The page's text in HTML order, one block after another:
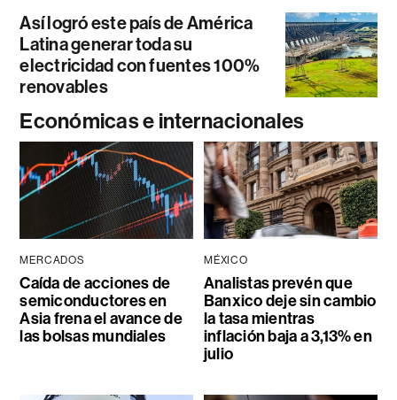
Así logró este país de América
Latina generar toda su
electricidad con fuentes 100%
renovables
Económicas e internacionales
MERCADOS
Caída de acciones de
semiconductores en
Asia frena el avance de
las bolsas mundiales
MÉXICO
Analistas prevén que
Banxico deje sin cambio
la tasa mientras
inflación baja a 3,13% en
julio